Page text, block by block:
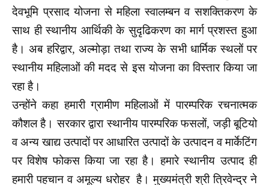
देवभूमि प्रसाद योजना से महिला स्वालम्बन व सशक्तिकरण के
साथ ही स्थानीय आर्थिकी के सुदृढिकरण का मार्ग प्रशस्त हुआ
है। अब हरिद्वार, अल्मोड़ा तथा राज्य के सभी धार्मिक स्थलों पर
स्थानीय महिलाओं की मदद से इस योजना का विस्तार किया जा
रहा है।
उन्होंने कहा हमारी ग्रामीण महिलाओं में पारम्परिक रचनात्मक
कौशल है। सरकार द्वारा स्थानीय पारम्परिक फसलों, जड़ी बूटियो
व अन्य खाद्य उत्पादों पर आधारित उत्पादों के उत्पादन व मार्केटिंग
पर विशेष फोकस किया जा रहा है। हमारे स्थानीय उत्पाद ही
हमारी पहचान व अमूल्य धरोहर है। मुख्यमंत्री श्री त्रिवेन्द्र ने